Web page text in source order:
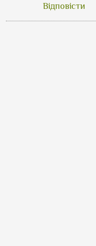
Відповісти